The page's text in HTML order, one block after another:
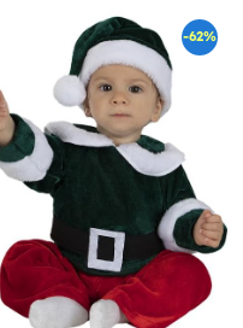
-62%